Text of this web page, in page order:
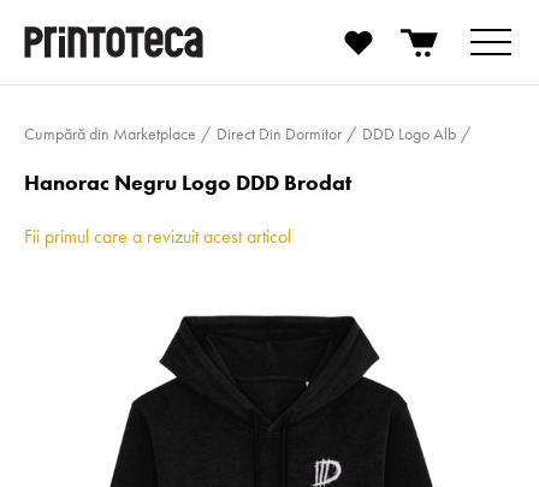
Cumpără din Marketplace Direct Din Dormitor DDD Logo Alb
Hanorac Negru Logo DDD Brodat
Fii primul care a revizuit acest articol